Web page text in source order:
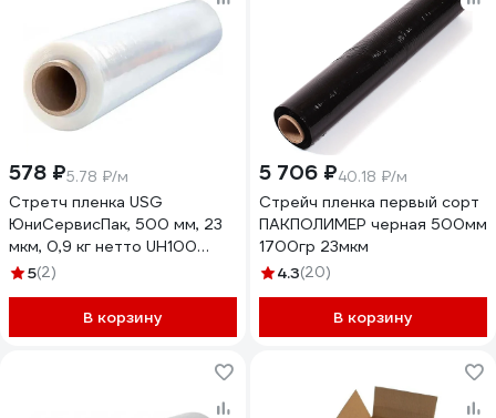
578 ₽5.78 ₽/м
Стретч пленка USG
ЮниСервисПак, 500 мм, 23
мкм, 0,9 кг нетто UH100
5023900
5(2)
В корзину
5 706 ₽40.18 ₽/м
Стрейч пленка первый сорт
ПАКПОЛИМЕР черная 500мм
1700гр 23мкм
4.3(20)
В корзину